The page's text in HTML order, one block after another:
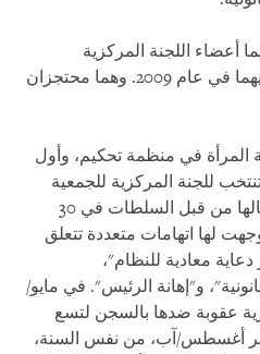
أعضاء اللجنة المركزية
لمنظمة تحكيم، تم القبض عليهما في عام 2009. وهما محتجزان
المرأة في منظمة تحكيم، وأول
للجنة المركزية للجمعية
الوطنية للطالب. وقد تم اعتقالها من قبل السلطات في 30
كانون الأول 2009، ووجهت لها اتهامات متعددة تتعلق
معادية للنظام"،
و"إهانة الرئيس". في مايو/
ثورية عقوبة ضدها بالسجن لتسع
أغسطس/آب، من نفس السنة،